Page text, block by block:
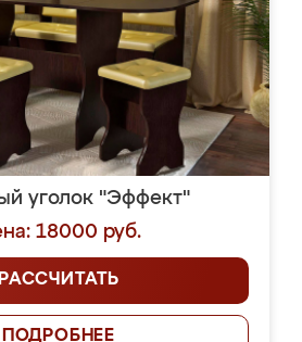
уголок "Эффект"
18000 руб.
РАССЧИТАТЬ
ПОДРОБНЕЕ